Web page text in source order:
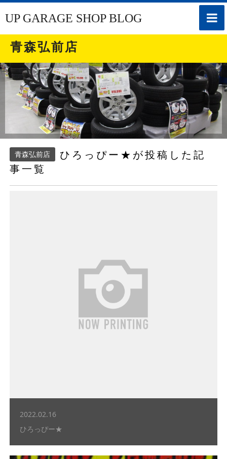
toggle
UP GARAGE SHOP BLOG
青森弘前店
青森弘前店
ひろっぴー★が投稿した記
事一覧
2022.02.16
ひろっぴー★